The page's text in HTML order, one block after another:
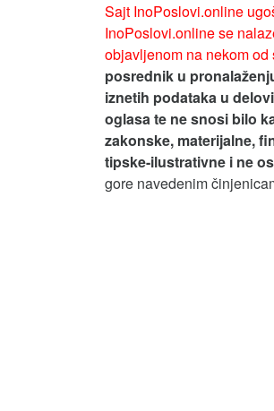
Sajt InoPoslovi.online
InoPoslovi.online se
objavljenom na nekom od
posrednik u
iznetih podataka u
oglasa te ne snosi bilo
zakonske, materijalne,
tipske-ilustrativne i ne
gore navedenim